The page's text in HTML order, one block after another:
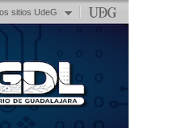
sitios UdeG